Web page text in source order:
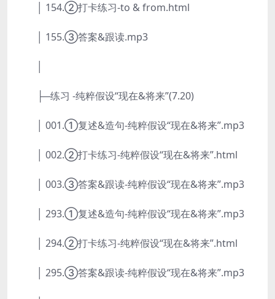
│ 154.②打卡练习-to & from.html
│ 155.③答案&跟读.mp3
├─练习 -纯粹假设“现在&将来”(7.20)
│ 001.①复述&造句-纯粹假设“现在&将来”.mp3
│ 002.②打卡练习-纯粹假设“现在&将来”.html
│ 003.③答案&跟读-纯粹假设“现在&将来”.mp3
│ 293.①复述&造句-纯粹假设“现在&将来”.mp3
│ 294.②打卡练习-纯粹假设“现在&将来”.html
│ 295.③答案&跟读-纯粹假设“现在&将来”.mp3